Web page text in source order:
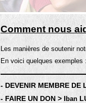
Comment nous
Les manières de soutenir
En voici quelques exemples :
- DEVENIR MEMBRE DE
- FAIRE UN DON > I ban